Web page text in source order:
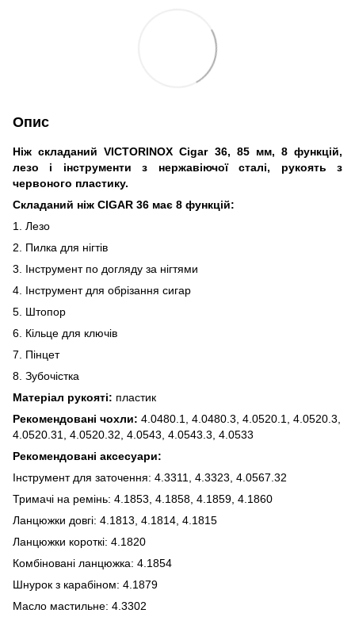
Опис
Ніж складаний VICTORINOX Cigar 36, 85 мм, 8 функцій,
лезо і інструменти з нержавіючої сталі, рукоять з
червоного пластику.
Складаний ніж CIGAR 36 має 8 функцій:
1. Лезо
2. Пилка для нігтів
3. Інструмент по догляду за нігтями
4. Інструмент для обрізання сигар
5. Штопор
6. Кільце для ключів
7. Пінцет
8. Зубочістка
Матеріал рукояті: пластик
Рекомендовані чохли: 4.0480.1, 4.0480.3, 4.0520.1, 4.0520.3,
4.0520.31, 4.0520.32, 4.0543, 4.0543.3, 4.0533
Рекомендовані аксесуари:
Інструмент для заточення: 4.3311, 4.3323, 4.0567.32
Тримачі на ремінь: 4.1853, 4.1858, 4.1859, 4.1860
Ланцюжки довгі: 4.1813, 4.1814, 4.1815
Ланцюжки короткі: 4.1820
Комбіновані ланцюжка: 4.1854
Шнурок з карабіном: 4.1879
Масло мастильне: 4.3302